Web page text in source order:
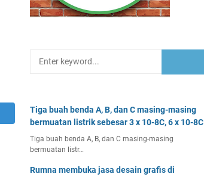
Tiga buah benda A, B, dan C masing-masing
bermuatan listrik sebesar 3 x 10-8C, 6 x 10-8C
Tiga buah benda A, B, dan C masing-masing
bermuatan listr…
Rumna membuka jasa desain grafis di